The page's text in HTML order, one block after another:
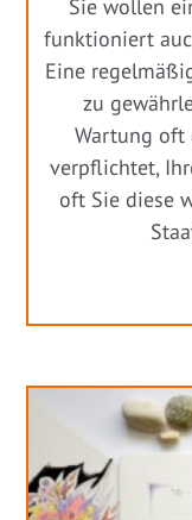
Sie wollen
funktioniert
Eine
zu
Wartung oft
verpflichtet,
oft Sie diese